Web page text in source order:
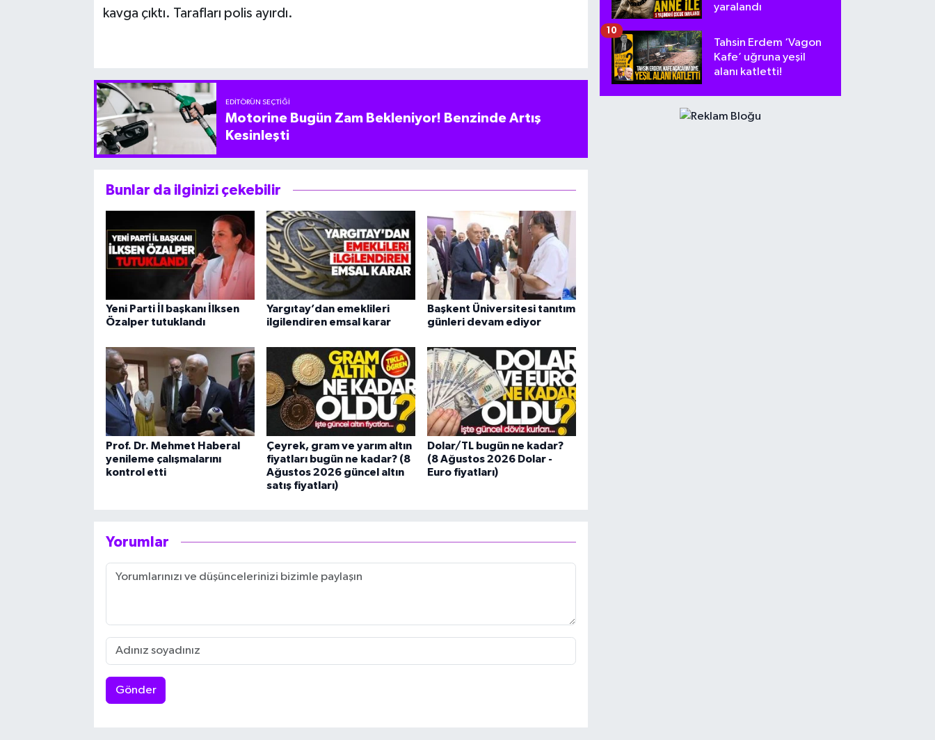
kavga çıktı. Tarafları polis ayırdı.
EDITÖRÜN SEÇTIĞI
Motorine Bugün Zam Bekleniyor! Benzinde Artış
Kesinleşti
Bunlar da ilginizi çekebilir
Yeni Parti İl başkanı İlksen
Özalper tutuklandı
Yargıtay’dan emeklileri
ilgilendiren emsal karar
Başkent Üniversitesi tanıtım
günleri devam ediyor
Prof. Dr. Mehmet Haberal
yenileme çalışmalarını
kontrol etti
Çeyrek, gram ve yarım altın
fiyatları bugün ne kadar? (8
Ağustos 2026 güncel altın
satış fiyatları)
Dolar/TL bugün ne kadar?
(8 Ağustos 2026 Dolar -
Euro fiyatları)
Yorumlar
Gönder
yaralandı
Tahsin Erdem ‘Vagon
Kafe’ uğruna yeşil
alanı katletti!
10